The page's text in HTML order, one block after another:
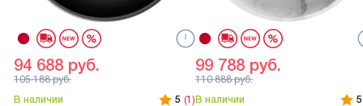
В наличии 5 (1)
94 688 руб.
105 188руб.
В наличии
5
99 788 руб.
110 888руб.